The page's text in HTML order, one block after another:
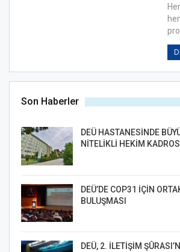
Son Haberler
DEÜ HASTANESİNDE
NİTELİKLİ HEKİM
DEÜ’DE COP31 İÇİN
BULUŞMASI
DEÜ, 2. İLETİŞİM